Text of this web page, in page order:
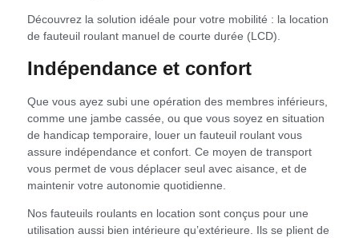
Découvrez la solution idéale pour votre mobilité : la location
de fauteuil roulant manuel de courte durée (LCD).
Indépendance et confort
Que vous ayez subi une opération des membres inférieurs,
comme une jambe cassée, ou que vous soyez en situation
de handicap temporaire, louer un fauteuil roulant vous
assure indépendance et confort. Ce moyen de transport
vous permet de vous déplacer seul avec aisance, et de
maintenir votre autonomie quotidienne.
Nos fauteuils roulants en location sont conçus pour une
utilisation aussi bien intérieure qu’extérieure. Ils se plient de